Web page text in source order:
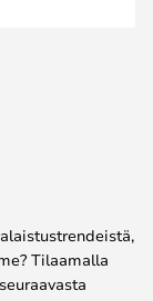
Tilaamalla
seuraavasta